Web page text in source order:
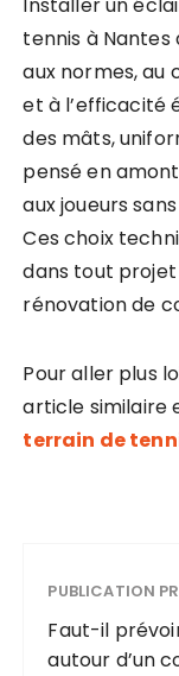
Installer un
tennis à
aux normes, au
et à l’efficacité
des mâts,
pensé en
aux joueurs
Ces choix
dans tout
rénovation de
Pour aller plus
article similaire
terrain de
PUBLICATION
Faut-il
autour d’un